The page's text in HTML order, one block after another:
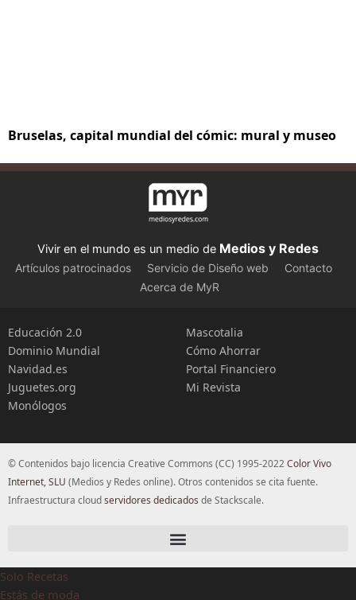
Bruselas, capital mundial del cómic: mural y museo
Vivir en el mundo es un medio de Medios y Redes
Artículos patrocinados Servicio de Diseño web
Contacto
Acerca de MyR
Educación 2.0
Dominio Mundial
Navidad.es
Juguetes.org
Monólogos
Mascotalia
Cómo Ahorrar
Portal Financiero
Mi Revista
© Contenidos bajo licencia Creative Commons (CC) 1995-2022Color Vivo
Internet, SLU (Medios y Redes online). Otros contenidos se cita fuente.
Infraestructura cloudservidores dedicados de Stackscale.
Solo Recetas
Estás de moda